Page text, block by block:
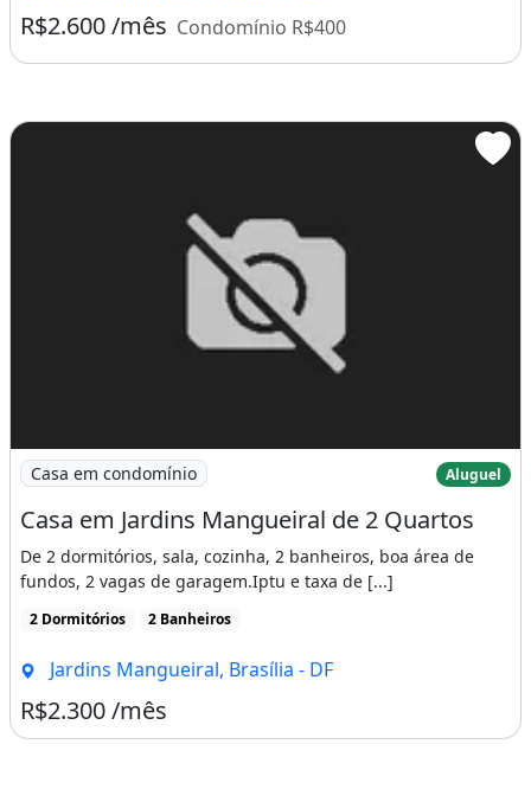
R$2.600 /mês Condomínio R$400
Imagem: Casa em Jardins Mangueiral de 2 Quartos
Casa em condomínio Aluguel
Casa em Jardins Mangueiral de 2 Quartos
De 2 dormitórios, sala, cozinha, 2 banheiros, boa área de
fundos, 2 vagas de garagem.Iptu e taxa de [...]
2 Dormitórios 2 Banheiros
Jardins Mangueiral, Brasília - DF
R$2.300 /mês